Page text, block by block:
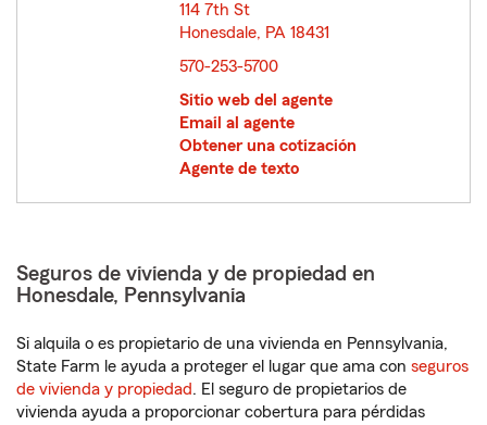
114 7th St
Honesdale, PA 18431
570-253-5700
Sitio web del agente
Email al agente
Obtener una cotización
Agente de texto
Seguros de vivienda y de propiedad en
Honesdale, Pennsylvania
Si alquila o es propietario de una vivienda en Pennsylvania,
State Farm le ayuda a proteger el lugar que ama con seguros
de vivienda y propiedad. El seguro de propietarios de
vivienda ayuda a proporcionar cobertura para pérdidas